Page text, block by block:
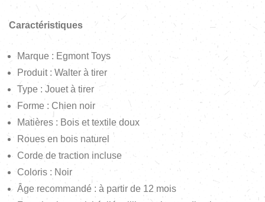
Caractéristiques
Marque : Egmont Toys
Produit : Walter à tirer
Type : Jouet à tirer
Forme : Chien noir
Matières : Bois et textile doux
Roues en bois naturel
Corde de traction incluse
Coloris : Noir
Âge recommandé : à partir de 12 mois